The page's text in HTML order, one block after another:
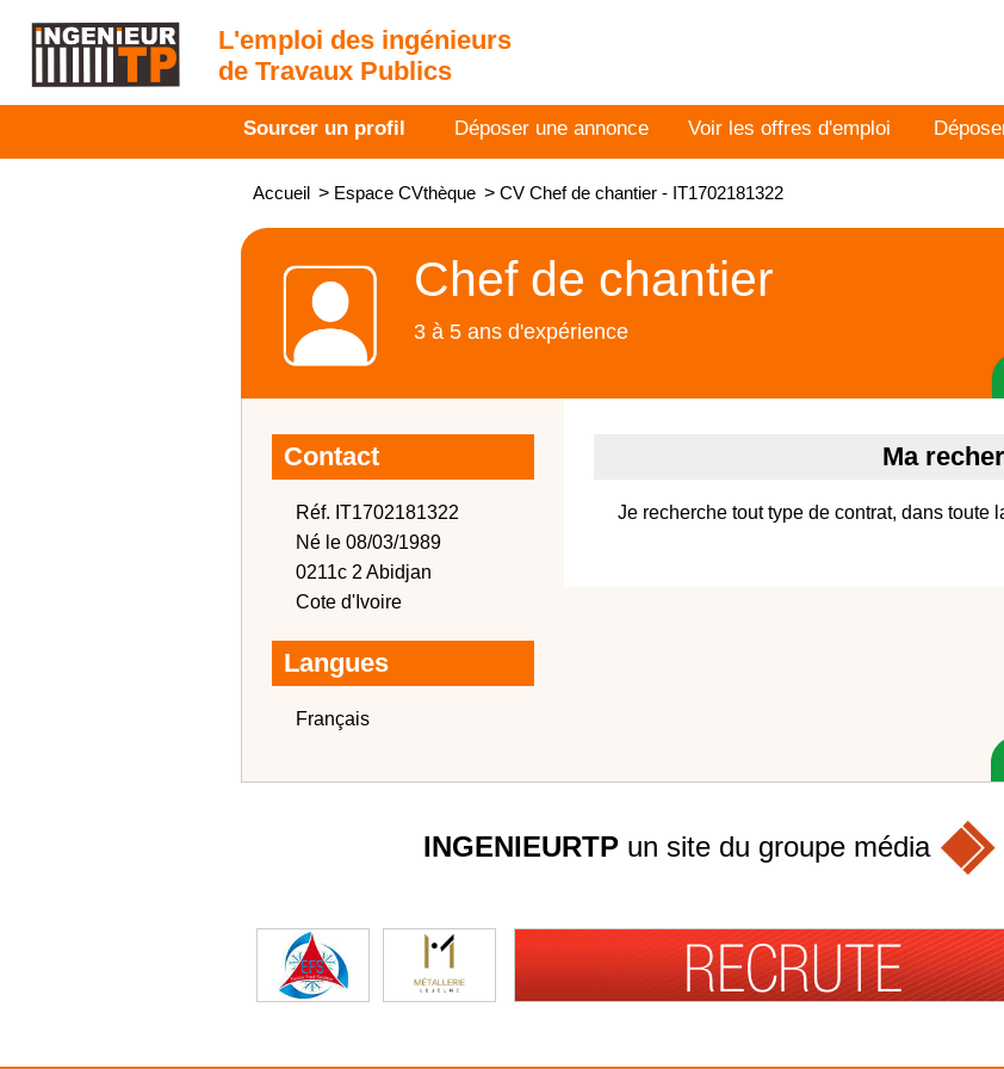
L'emploi des ingénieurs
de Travaux Publics
Sourcer un profil Déposer une annonce Voir les offres d'emploi
Accueil > Espace CVthèque > CV Chef de chantier - IT1702181322
Chef de chantier
3 à 5 ans d'expérience
Contact
Réf. IT1702181322
Né le 08/03/1989
0211c 2 Abidjan
Cote d'Ivoire
Langues
Français
Ma
Je recherche tout type de contrat, dans toute
INGENIEURTPun site du groupe média